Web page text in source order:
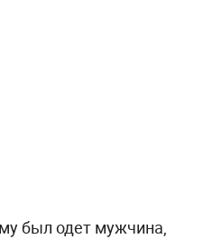
был одет мужчина,